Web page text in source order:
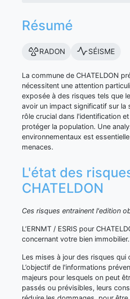
Résumé
RADON SÉISME
La commune de CHATELDON
nécessitent une attention
exposée à des risques tels que
avoir un impact significatif sur la
rôle crucial dans l'identification
protéger la population. Une
environnementaux est
menaces.
L'état des
CHATELDON
Ces risques entrainent l'edition
L’ERNMT / ESRIS pour
concernant votre bien immobilier.
Les mises à jour des risques
L’objectif de l'informations
majeurs pour lesquels on peut
passés ou prévisibles, leurs